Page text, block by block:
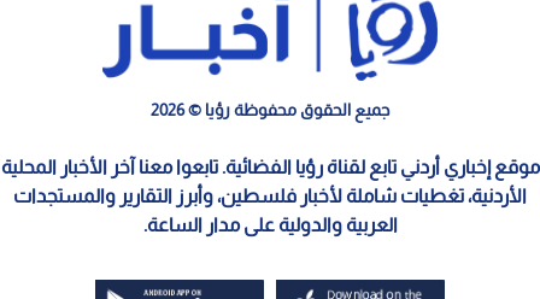
جميع الحقوق محفوظة رؤيا © 2026
موقع إخباري أردني تابع لقناة رؤيا الفضائية. تابعوا معنا آخر الأخبار المحلية
الأردنية، تغطيات شاملة لأخبار فلسطين، وأبرز التقارير والمستجدات
العربية والدولية على مدار الساعة.